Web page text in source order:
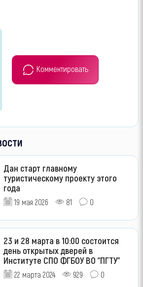
Комментировать
Дан старт главному
туристическому проекту этого
года
19 мая 2026 81 0
23 и 28 марта в 10:00 состоится
день открытых дверей в
Институте СПО ФГБОУ ВО "ПГТУ"
22 марта 2024 929 0